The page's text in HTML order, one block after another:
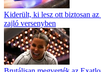
Kiderült, ki lesz ott biztosan
zajló versenyben